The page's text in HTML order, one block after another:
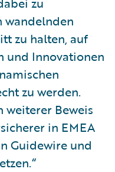
wandelnden
zu halten, auf
und Innovationen
zu werden.
weiterer Beweis
in EMEA
Guidewire und